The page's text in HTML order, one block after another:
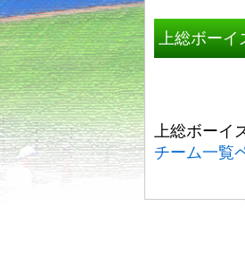
上総ボー
上総ボーイ
チーム一覧